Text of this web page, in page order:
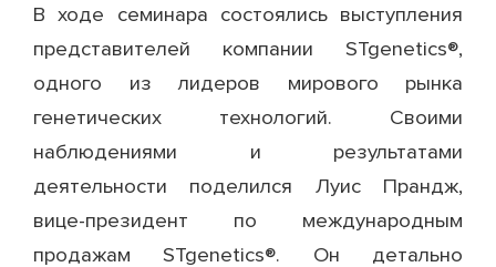
В ходе семинара состоялись выступления
представителей компании STgenetics®,
одного из лидеров мирового рынка
генетических технологий. Своими
наблюдениями и результатами
деятельности поделился Луис Прандж,
вице-президент по международным
продажам STgenetics®. Он детально